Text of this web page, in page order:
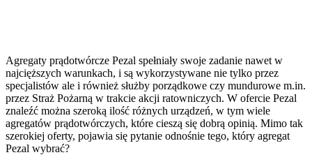
Agregaty prądotwórcze Pezal spełniały swoje zadanie nawet w
najcięższych warunkach, i są wykorzystywane nie tylko przez
specjalistów ale i również służby porządkowe czy mundurowe m.in.
przez Straż Pożarną w trakcie akcji ratowniczych. W ofercie Pezal
znaleźć można szeroką ilość różnych urządzeń, w tym wiele
agregatów prądotwórczych, które cieszą się dobrą opinią. Mimo tak
szerokiej oferty, pojawia się pytanie odnośnie tego, który agregat
Pezal wybrać?